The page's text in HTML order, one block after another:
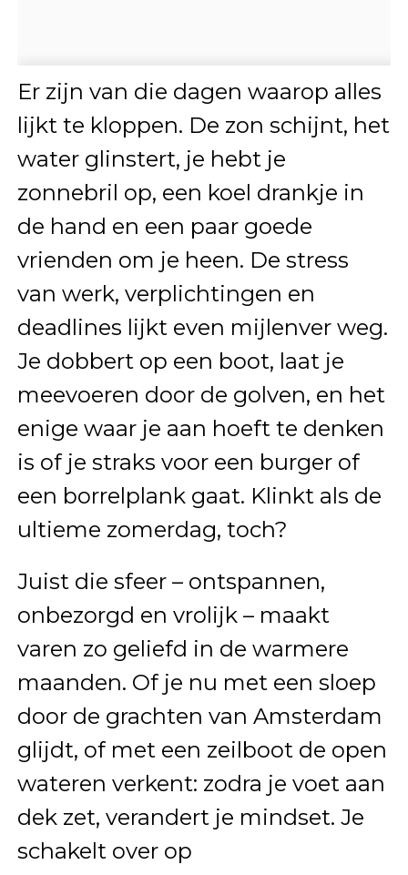
Er zijn van die dagen waarop alles
lijkt te kloppen. De zon schijnt, het
water glinstert, je hebt je
zonnebril op, een koel drankje in
de hand en een paar goede
vrienden om je heen. De stress
van werk, verplichtingen en
deadlines lijkt even mijlenver weg.
Je dobbert op een boot, laat je
meevoeren door de golven, en het
enige waar je aan hoeft te denken
is of je straks voor een burger of
een borrelplank gaat. Klinkt als de
ultieme zomerdag, toch?
Juist die sfeer – ontspannen,
onbezorgd en vrolijk – maakt
varen zo geliefd in de warmere
maanden. Of je nu met een sloep
door de grachten van Amsterdam
glijdt, of met een zeilboot de open
wateren verkent: zodra je voet aan
dek zet, verandert je mindset. Je
schakelt over op